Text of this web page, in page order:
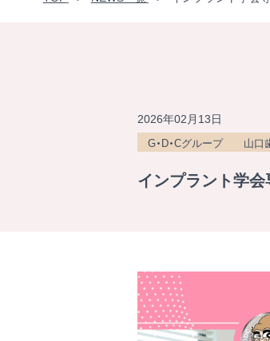
2026年02月13日
G・D・Cグループ 山口
インプラント学